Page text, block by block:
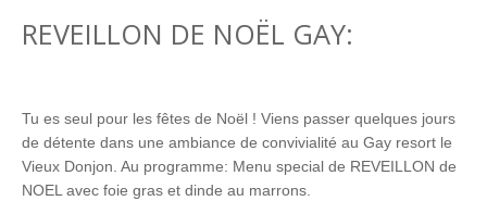
REVEILLON DE NOËL GAY:
Tu es seul pour les fêtes de Noël ! Viens passer quelques jours
de détente dans une ambiance de convivialité au Gay resort le
Vieux Donjon. Au programme: Menu special de REVEILLON de
NOEL avec foie gras et dinde au marrons.